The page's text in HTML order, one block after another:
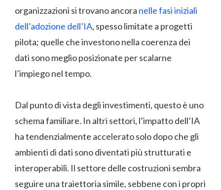
organizzazioni si trovano ancora nelle fasi iniziali
dell’adozione dell’IA, spesso limitate a progetti
pilota; quelle che investono nella coerenza dei
dati sono meglio posizionate per scalarne
l’impiego nel tempo.
Dal punto di vista degli investimenti, questo è uno
schema familiare. In altri settori, l’impatto dell’IA
ha tendenzialmente accelerato solo dopo che gli
ambienti di dati sono diventati più strutturati e
interoperabili. Il settore delle costruzioni sembra
seguire una traiettoria simile, sebbene con i propri